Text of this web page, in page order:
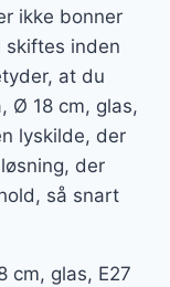
ikke bonner
skiftes inden
at du
Ø 18 cm, glas,
lyskilde, der
der
så snart
cm, glas, E27